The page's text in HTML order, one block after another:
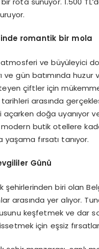
romantik bir mola
ve büyüleyici
ve gün batımında
çiftler için
tarihleri arasında
doğa uyanıyor
butik otellere
fırsatı tanıyor.
Günü
şehirlerinden biri olan
arasında yer alıyor.
keşfetmek ve dar
için eşsiz